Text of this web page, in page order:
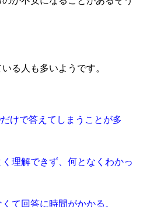
る人も多いようです。
けで答えてしまうことが多
理解できず、何となくわかっ
て回答に時間がかかる。